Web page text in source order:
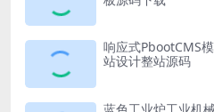
响应式PbootCMS
站设计整站源码
蓝色工业炉工业机